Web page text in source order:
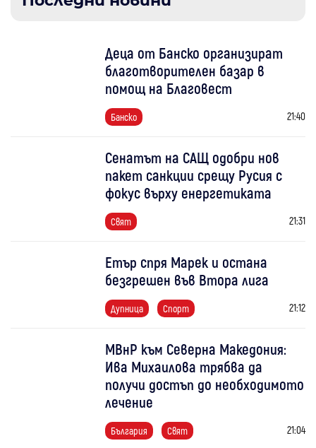
Деца от Банско организират
благотворителен базар в
помощ на Благовест
Банско 21:40
Сенатът на САЩ одобри нов
пакет санкции срещу Русия с
фокус върху енергетиката
Свят 21:31
Етър спря Марек и остана
безгрешен във Втора лига
Дупница Спорт 21:12
МВнР към Северна Македония:
Ива Михаилова трябва да
получи достъп до необходимото
лечение
България Свят 21:04